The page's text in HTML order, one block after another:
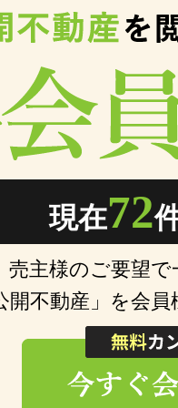
現在72
売主様のご要望
開不動産」を会